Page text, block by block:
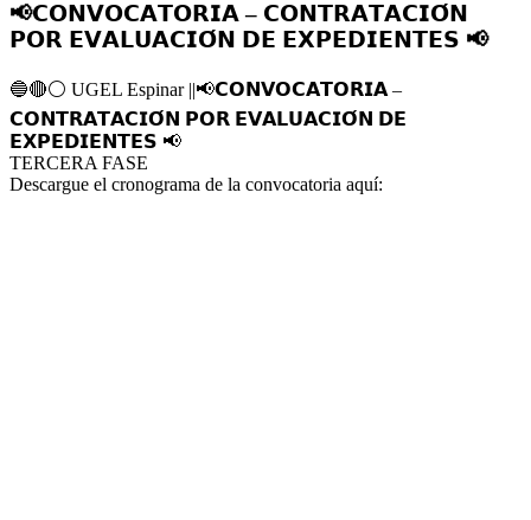
📢𝗖𝗢𝗡𝗩𝗢𝗖𝗔𝗧𝗢𝗥𝗜𝗔 – 𝗖𝗢𝗡𝗧𝗥𝗔𝗧𝗔𝗖𝗜𝗢́𝗡
𝗣𝗢𝗥 𝗘𝗩𝗔𝗟𝗨𝗔𝗖𝗜𝗢́𝗡 𝗗𝗘 𝗘𝗫𝗣𝗘𝗗𝗜𝗘𝗡𝗧𝗘𝗦 📢
🔵🔴⚪️ UGEL Espinar ||📢𝗖𝗢𝗡𝗩𝗢𝗖𝗔𝗧𝗢𝗥𝗜𝗔 –
𝗖𝗢𝗡𝗧𝗥𝗔𝗧𝗔𝗖𝗜𝗢́𝗡 𝗣𝗢𝗥 𝗘𝗩𝗔𝗟𝗨𝗔𝗖𝗜𝗢́𝗡 𝗗𝗘
𝗘𝗫𝗣𝗘𝗗𝗜𝗘𝗡𝗧𝗘𝗦 📢
TERCERA FASE
Descargue el cronograma de la convocatoria aquí: